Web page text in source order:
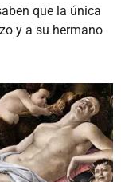
que la única
y a su hermano